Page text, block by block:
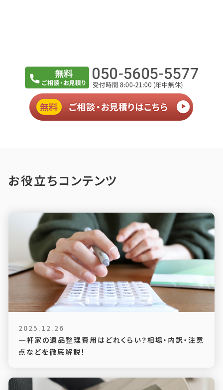
お役立ちコンテンツ
2025.12.26
一軒家の遺品整理費用はどれくらい？相場・内訳・注意
点などを徹底解説！